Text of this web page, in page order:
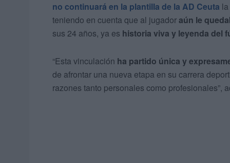
no continuará en la plantilla de la AD Ceuta
teniendo en cuenta que al jugadoraún le
sus 24 años, ya es historia viva y leyenda del
“Esta vinculación ha partido única y
de afrontar una nueva etapa en su carrera
razones tanto personales como profesionales”,